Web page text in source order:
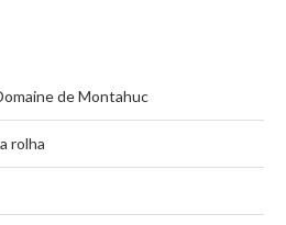
de Montahuc
rolha